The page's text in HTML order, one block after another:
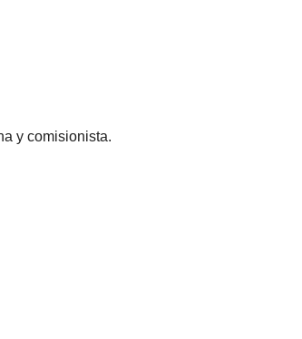
y comisionista.